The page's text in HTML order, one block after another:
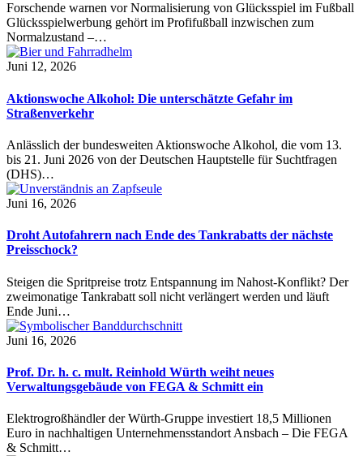
Forschende warnen vor Normalisierung von Glücksspiel im Fußball
Glücksspielwerbung gehört im Profifußball inzwischen zum
Normalzustand –…
Juni 12, 2026
Aktionswoche Alkohol: Die unterschätzte Gefahr im
Straßenverkehr
Anlässlich der bundesweiten Aktionswoche Alkohol, die vom 13.
bis 21. Juni 2026 von der Deutschen Hauptstelle für Suchtfragen
(DHS)…
Juni 16, 2026
Droht Autofahrern nach Ende des Tankrabatts der nächste
Preisschock?
Steigen die Spritpreise trotz Entspannung im Nahost-Konflikt? Der
zweimonatige Tankrabatt soll nicht verlängert werden und läuft
Ende Juni…
Juni 16, 2026
Prof. Dr. h. c. mult. Reinhold Würth weiht neues
Verwaltungsgebäude von FEGA & Schmitt ein
Elektrogroßhändler der Würth-Gruppe investiert 18,5 Millionen
Euro in nachhaltigen Unternehmensstandort Ansbach – Die FEGA
& Schmitt…